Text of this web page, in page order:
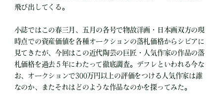
飛び出してくる。
小誌ではこの春三月、五月の各号で物故洋画・日本画双方の現
時点での資産価値を各種オークションの落札価格からシビアに
見てきたが、今回はこの近代陶芸の巨匠・人気作家の作品の落
札価格を過去５年にわたって徹底調査。デフレといわれる今な
お、オークションで300万円以上の評価をつける人気作家は誰
なのか、またそれはどのような作品なのかを探ってみた。